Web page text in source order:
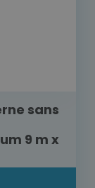
sans
9 m x